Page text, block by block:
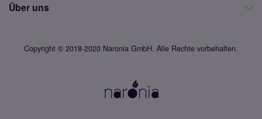
Über uns
Copyright © 2018-2020 Naronia GmbH. Alle Rechte vorbehalten.